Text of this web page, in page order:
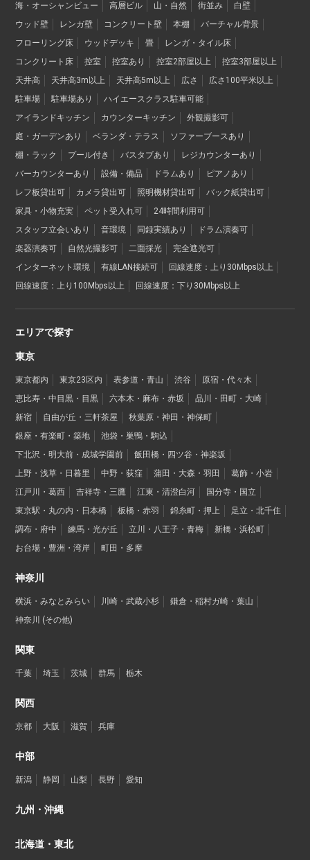
海・オーシャンビュー
高層ビル 山・自然 街並み
白壁
ウッド壁
レンガ壁 コンクリート壁 本棚
バーチャル背景
フローリング床
ウッドデッキ 畳
レンガ・タイル床
コンクリート床
控室 控室あり 控室2部屋以上
控室3部屋以上
天井高
天井高3m以上 天井高5m以上 広さ
広さ100平米以上
駐車場
駐車場あり
ハイエースクラス駐車可能
アイランドキッチン
カウンターキッチン
外観撮影可
庭・ガーデンあり
ベランダ・テラス
ソファーブースあり
棚・ラック
プール付き バスタブあり
レジカウンターあり
バーカウンターあり
設備・備品 ドラムあり
ピアノあり
レフ板貸出可
カメラ貸出可 照明機材貸出可
バック紙貸出可
家具・小物充実
ペット受入れ可
24時間利用可
スタッフ立会いあり
音環境 同録実績あり
ドラム演奏可
楽器演奏可
自然光撮影可 二面採光
完全遮光可
インターネット環境
有線LAN接続可
回線速度：上り30Mbps以上
回線速度：上り100Mbps以上
回線速度：下り30Mbps以上
エリアで探す
東京
東京都内 東京23区内 表参道・青山 渋谷
原宿・代々木
恵比寿・中目黒・目黒
六本木・麻布・赤坂
品川・田町・大崎
新宿
自由が丘・三軒茶屋
秋葉原・神田・神保町
銀座・有楽町・築地
池袋・巣鴨・駒込
下北沢・明大前・成城学園前
飯田橋・四ツ谷・神楽坂
上野・浅草・日暮里
中野・荻窪 蒲田・大森・羽田
葛飾・小岩
江戸川・葛西
吉祥寺・三鷹 江東・清澄白河
国分寺・国立
東京駅・丸の内・日本橋
板橋・赤羽 錦糸町・押上
足立・北千住
調布・府中
練馬・光が丘 立川・八王子・青梅
新橋・浜松町
お台場・豊洲・湾岸
町田・多摩
神奈川
横浜・みなとみらい 川崎・武蔵小杉
鎌倉・稲村ガ崎・葉山
神奈川 (その他)
関東
千葉 埼玉 茨城 群馬 栃木
関西
京都 大阪 滋賀 兵庫
中部
新潟 静岡 山梨 長野 愛知
九州・沖縄
北海道・東北